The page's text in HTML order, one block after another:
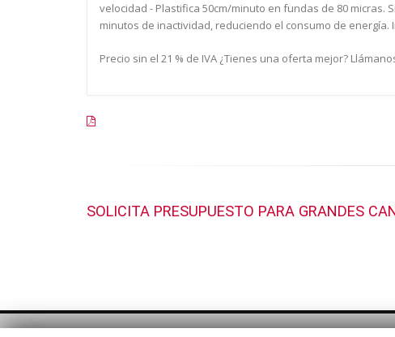
velocidad - Plastifica 50cm/minuto en fundas de 80
minutos de inactividad, reduciendo el consumo de energía.
Precio sin el 21 % de IVA ¿Tienes una oferta mejor?
SOLICITA PRESUPUESTO PARA GRANDES